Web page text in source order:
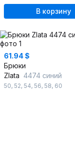
В корзину
61.94 $
Брюки
Zlata 4474 синий
50, 52, 54, 56, 58, 60